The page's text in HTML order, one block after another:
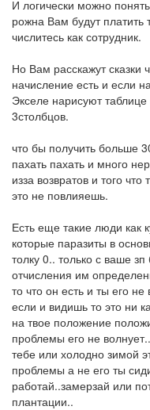
И логически можно понять
рожна Вам будут платить
числитесь как сотрудник.
Но Вам расскажут сказки
начисление есть и если
Экселе нарисуют таблице
3столбцов.
что бы получить больше
пахать пахать и много
изза возвратов и того что
это не повлияешь.
Есть еще такие люди как
которые паразиты в
толку 0.. только с ваше зп
отчисления им
то что он есть и ты его
если и видишь то это ни
на твое положение
проблемы его не
тебе или холодно зимой
проблемы а не его ты
работай..замерзай или
плантации..